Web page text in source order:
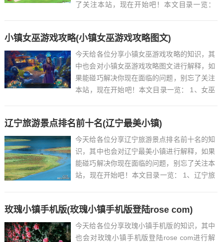
了关注本站，现在开始吧！本文目录一览：
小镇女巫游戏攻略(小镇女巫游戏攻略图文)
今天给各位分享小镇女巫游戏攻略的知识，其
中也会对小镇女巫游戏攻略图文进行解释，如
果能碰巧解决你现在面临的问题，别忘了关注
本站，现在开始吧！本文目录一览： 1、女巫
辽宁旅游景点排名前十名(辽宁最美小镇)
今天给各位分享辽宁旅游景点排名前十名的知
识，其中也会对辽宁最美小镇进行解释，如果
能碰巧解决你现在面临的问题，别忘了关注本
站，现在开始吧！本文目录一览： 1、辽宁旅
玫瑰小镇手机版(玫瑰小镇手机版登陆rose com)
今天给各位分享玫瑰小镇手机版的知识，其中
也会对玫瑰小镇手机版登陆rose com进行解